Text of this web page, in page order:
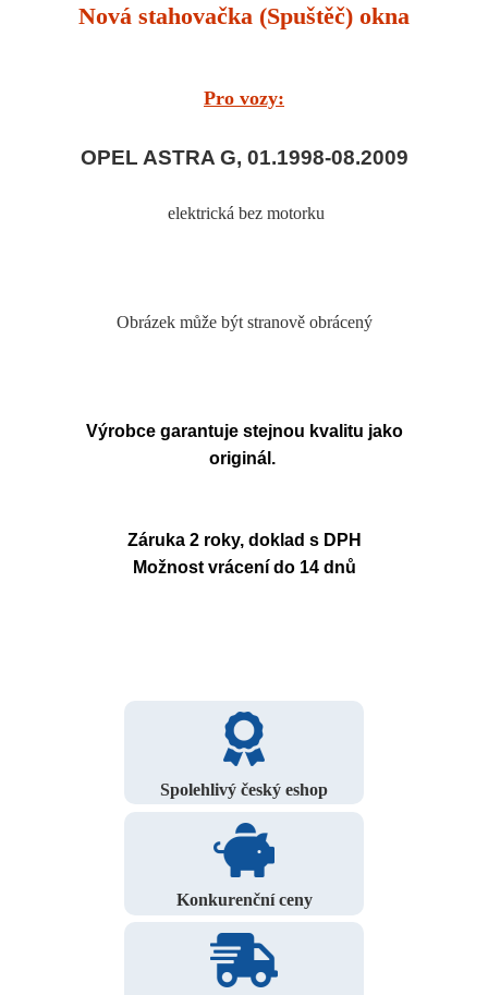
Nová stahovačka (Spuštěč) okna
Pro vozy:
OPEL ASTRA G, 01.1998-08.2009
elektrická bez motorku
Obrázek může být stranově obrácený
Výrobce garantuje stejnou kvalitu jako
originál.
Záruka 2 roky, doklad s DPH
Možnost vrácení do 14 dnů
Spolehlivý český eshop
Konkurenční ceny